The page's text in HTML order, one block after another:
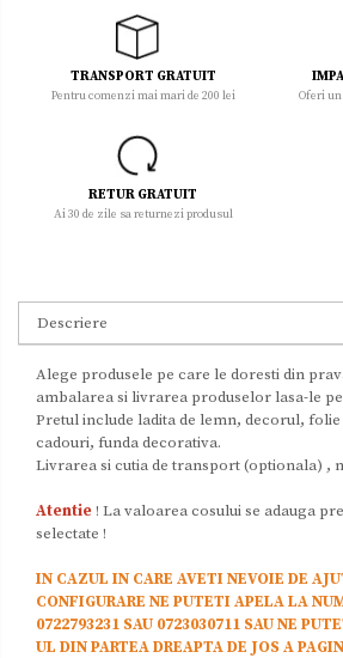
TRANSPORT GRATUIT
Pentru comenzi mai mari de 200 lei Oferi un
RETUR GRATUIT
Ai 30 de zile sa returnezi produsul
Descriere
Alege produsele pe care le doresti din
ambalarea si livrarea produselor lasa-le
Pretul include ladita de lemn, decorul,
cadouri, funda decorativa.
Livrarea si cutia de transport (optionala) ,
Atentie! La valoarea cosului se adauga
selectate !
IN CAZUL IN CARE AVETI NEVOIE DE
CONFIGURARE NE PUTETI APELA LA
0722793231 SAU 0723030711 SAU NE
UL DIN PARTEA DREAPTA DE JOS A